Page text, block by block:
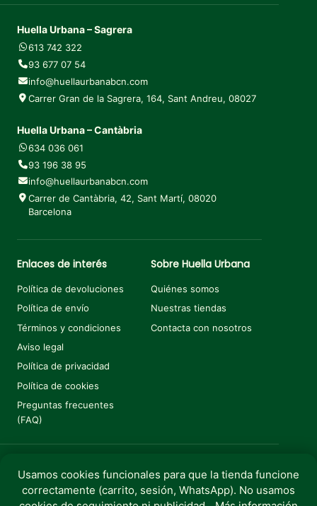
Huella Urbana – Sagrera
613 742 322
93 677 07 54
info@huellaurbanabcn.com
Carrer Gran de la Sagrera, 164, Sant Andreu, 08027
Huella Urbana – Cantàbria
634 036 061
93 196 38 95
info@huellaurbanabcn.com
Carrer de Cantàbria, 42, Sant Martí, 08020
Barcelona
Enlaces de interés
Política de devoluciones
Política de envío
Términos y condiciones
Aviso legal
Política de privacidad
Política de cookies
Preguntas frecuentes
(FAQ)
Sobre Huella Urbana
Quiénes somos
Nuestras tiendas
Contacta con nosotros
Copyright © 2025 Huella Urbana. Todos los derechos
Usamos cookies funcionales para que la tienda funcione
correctamente (carrito, sesión, WhatsApp). No usamos
€66,25 Añadir al carrito